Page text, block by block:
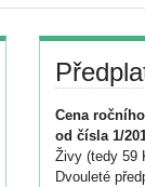
Cena
od čísla 1/
Živy (tedy 59
Dvouleté